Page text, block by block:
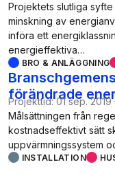
Projektets slutliga
minskning av
införa ett
energieffektiva…
BRO & ANLÄGGNING
förändrade
Projekttid: 01 sep. 2019
Målsättningen från
kostnadseffektivt sätt
uppvärmningssystem
INSTALLATION